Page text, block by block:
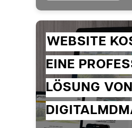
WEBSITE
EINE
LÖSUNG VON